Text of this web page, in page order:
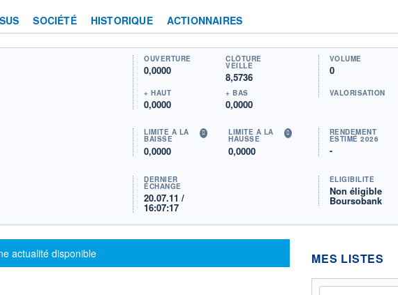
SOCIÉTÉ HISTORIQUE ACTIONNAIRES
OUVERTURE
0,0000
CLÔTURE
VEILLE
8,5736
+ HAUT
0,0000
+ BAS
0,0000
VOLUME
0
VALORISATION
LIMITE À LA
BAISSE
0,0000
LIMITE À LA
HAUSSE
0,0000
RENDEMENT
ESTIMÉ 2026
-
DERNIER
ÉCHANGE
20.07.11 /
16:07:17
ÉLIGIBILITÉ
Non éligible
Boursobank
d'information
actualité disponible MES LISTES